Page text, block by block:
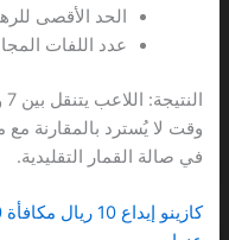
الحد الأقصى للرهان
عدد اللفات المجانية: 7
في صالة القمار التقليدية.